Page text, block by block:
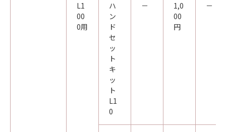
L1
00
0用
ハ
ン
ド
セ
ッ
ト
キ
ッ
ト
L1
0
－
1,0
00
円
－